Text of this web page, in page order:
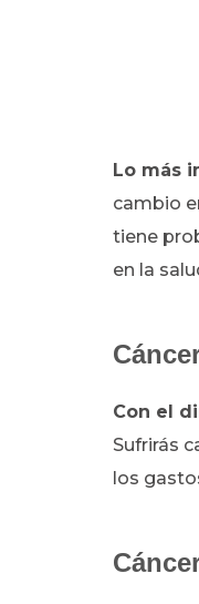
Lo más
cambio
tiene
en la
Con el
Sufrirás
los